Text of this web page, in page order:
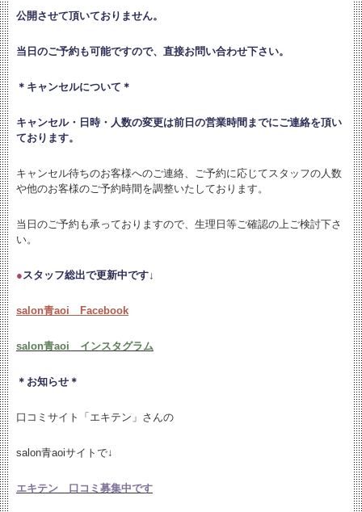
公開させて頂いておりません。
当日のご予約も可能ですので、直接お問い合わせ下さい。
＊キャンセルについて＊
キャンセル・日時・人数の変更は前日の営業時間までにご連絡を頂い
ております。
キャンセル待ちのお客様へのご連絡、ご予約に応じてスタッフの人数
や他のお客様のご予約時間を調整いたしております。
当日のご予約も承っておりますので、生理日等ご確認の上ご検討下さ
い。
●スタッフ総出で更新中です↓
salon青aoi Facebook
salon青aoi インスタグラム
＊お知らせ＊
口コミサイト「エキテン」さんの
salon青aoiサイトで↓
エキテン 口コミ募集中です